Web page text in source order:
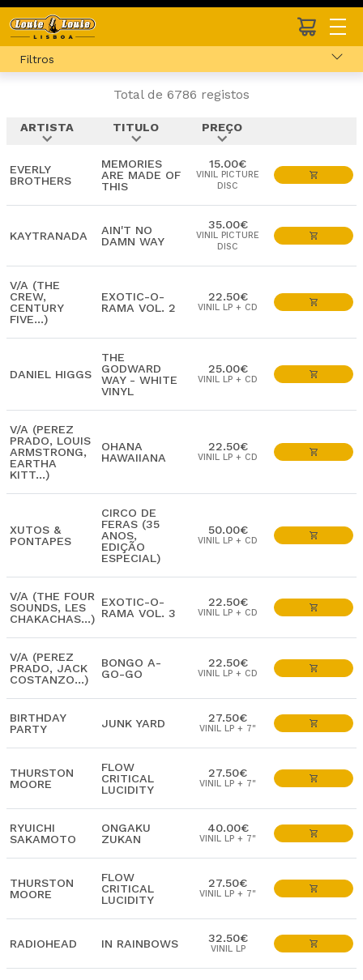
Filtros
Total de 6786 registos
ARTISTA
expand_more
TITULO
expand_more
PREÇO
expand_more
EVERLY
BROTHERS
MEMORIES
ARE MADE OF
THIS
15.00€
VINIL PICTURE
DISC
KAYTRANADA
AIN'T NO
DAMN WAY
35.00€
VINIL PICTURE
DISC
V/A (THE
CREW,
CENTURY
FIVE...)
EXOTIC-O-
RAMA VOL. 2
22.50€
VINIL LP + CD
DANIEL HIGGS
THE
GODWARD
WAY - WHITE
VINYL
25.00€
VINIL LP + CD
V/A (PEREZ
PRADO, LOUIS
ARMSTRONG,
EARTHA
KITT...)
OHANA
HAWAIIANA
22.50€
VINIL LP + CD
XUTOS &
PONTAPES
CIRCO DE
FERAS (35
ANOS,
EDIÇÃO
ESPECIAL)
50.00€
VINIL LP + CD
V/A (THE FOUR
SOUNDS, LES
CHAKACHAS...)
EXOTIC-O-
RAMA VOL. 3
22.50€
VINIL LP + CD
V/A (PEREZ
PRADO, JACK
COSTANZO...)
BONGO A-
GO-GO
22.50€
VINIL LP + CD
BIRTHDAY
PARTY
JUNK YARD 27.50€
VINIL LP + 7"
THURSTON
MOORE
FLOW
CRITICAL
LUCIDITY
27.50€
VINIL LP + 7"
RYUICHI
SAKAMOTO
ONGAKU
ZUKAN
40.00€
VINIL LP + 7"
THURSTON
MOORE
FLOW
CRITICAL
LUCIDITY
27.50€
VINIL LP + 7"
RADIOHEAD IN RAINBOWS 32.50€
VINIL LP